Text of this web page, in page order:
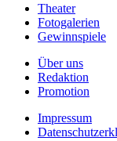
Theater
Fotogalerien
Gewinnspiele
Über uns
Redaktion
Promotion
Impressum